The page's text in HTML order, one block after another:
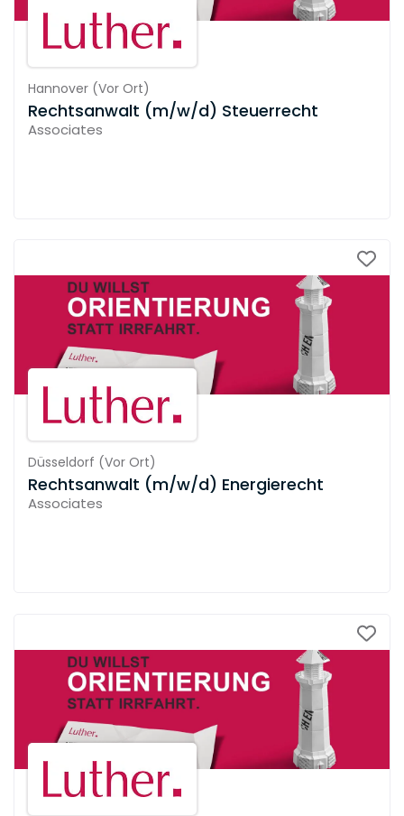
Hannover (Vor Ort)
Rechtsanwalt (m/w/d) Steuerrecht
Associates
Düsseldorf (Vor Ort)
Rechtsanwalt (m/w/d) Energierecht
Associates